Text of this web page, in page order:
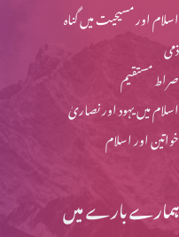
اسلام اور مسیحیت میں گناہ
ذمی
صراط مستقیم
اسلام میں یہود اور نصاریٰ
خواتین اور اسلام
ہمارے بارے میں